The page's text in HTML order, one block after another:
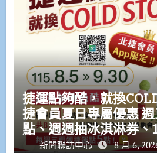
捷運點夠酷，就換
捷會員夏日專屬優惠
點、週週抽冰淇淋券
優惠券
新聞聯訪中心 8 月 6,